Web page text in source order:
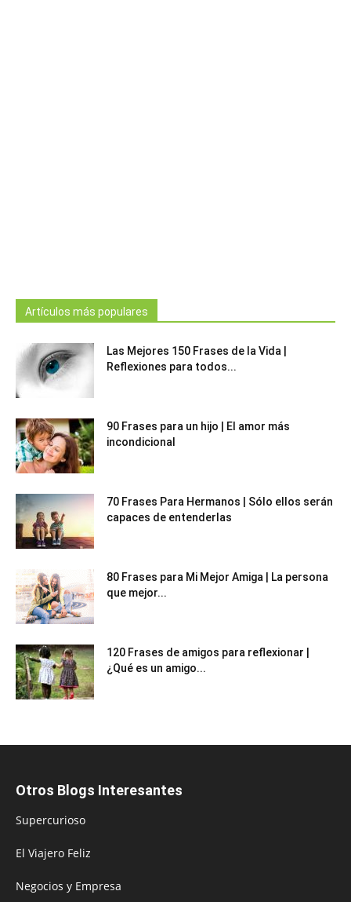
Artículos más populares
Las Mejores 150 Frases de la Vida |
Reflexiones para todos...
90 Frases para un hijo | El amor más
incondicional
70 Frases Para Hermanos | Sólo ellos serán
capaces de entenderlas
80 Frases para Mi Mejor Amiga | La persona
que mejor...
120 Frases de amigos para reflexionar |
¿Qué es un amigo...
Otros Blogs Interesantes
Supercurioso
El Viajero Feliz
Negocios y Empresa